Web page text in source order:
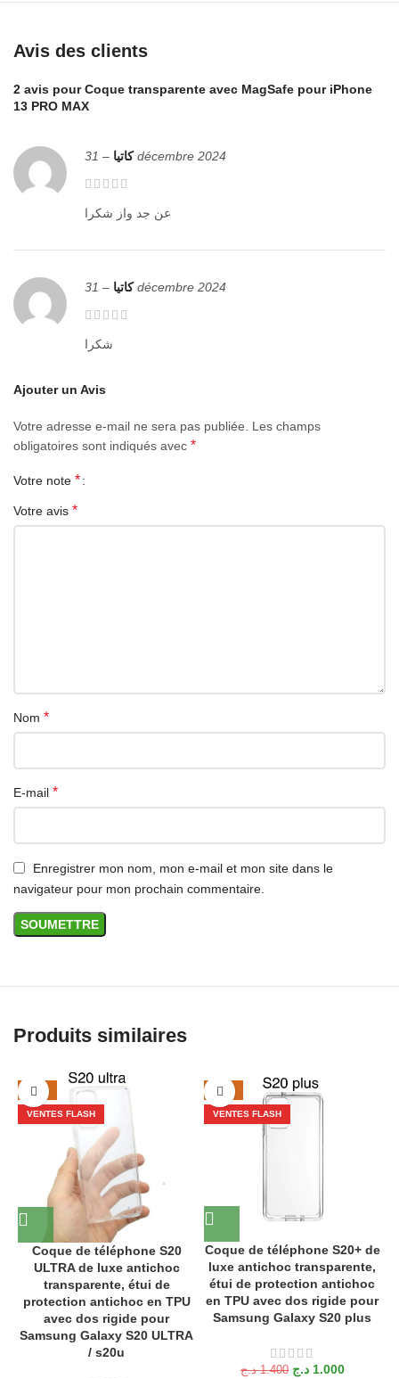
Avis des clients
2 avis pourCoque transparente avec MagSafe pour iPhone
13 PRO MAX
كاتيا – 31 décembre 2024
عن جد واز شكرا
كاتيا – 31 décembre 2024
شكرا
Ajouter un Avis
Votre adresse e-mail ne sera pas publiée.
Les champs
obligatoires sont indiqués avec *
Votre note *
Votre avis *
Nom *
E-mail *
Enregistrer mon nom, mon e-mail et mon site dans le
navigateur pour mon prochain commentaire.
Produits similaires
-29%
VENTES FLASH
Coque de téléphone S20
ULTRA de luxe antichoc
transparente, étui de
protection antichoc en TPU
avec dos rigide pour
Samsung Galaxy S20 ULTRA
/ s20u
-29%
VENTES FLASH
Coque de téléphone S20+ de
luxe antichoc transparente,
étui de protection antichoc
en TPU avec dos rigide pour
Samsung Galaxy S20 plus
1.400 د.ج 1.000 د.ج